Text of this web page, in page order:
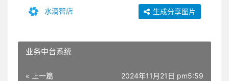
水滴智店 生成分享图片
业务中台系统
« 上一篇 2024年11月21日 pm5:59